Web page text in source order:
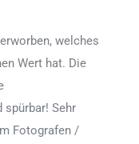
welches
Wert hat. Die
Sehr
Fotografen /